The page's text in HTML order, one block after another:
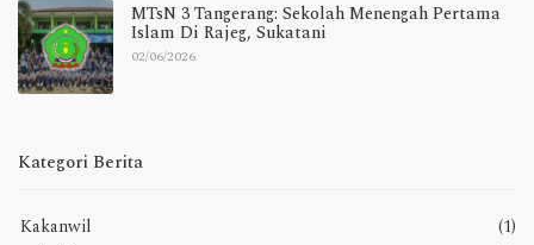
MTsN 3 Tangerang: Sekolah Menengah Pertama
Islam Di Rajeg, Sukatani
02/06/2026
Kategori Berita
Kakanwil
(1)